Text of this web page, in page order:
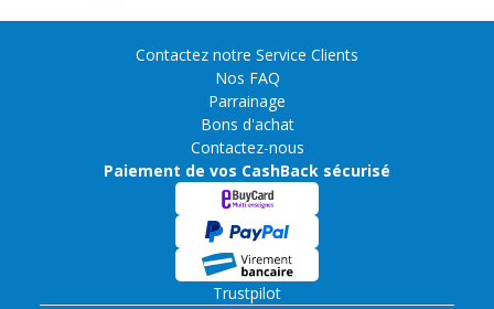
Contactez notre Service Clients
Nos FAQ
Parrainage
Bons d'achat
Contactez-nous
Paiement de vos CashBack sécurisé
Trustpilot